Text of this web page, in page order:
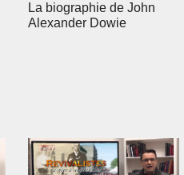
La biographie de John
Alexander Dowie